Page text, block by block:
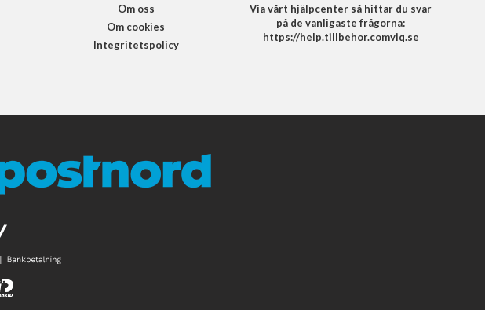
Om oss
Om cookies
Integritetspolicy
Via vårt hjälpcenter så hittar du svar
på de vanligaste frågorna:
https://help.tillbehor.comviq.se